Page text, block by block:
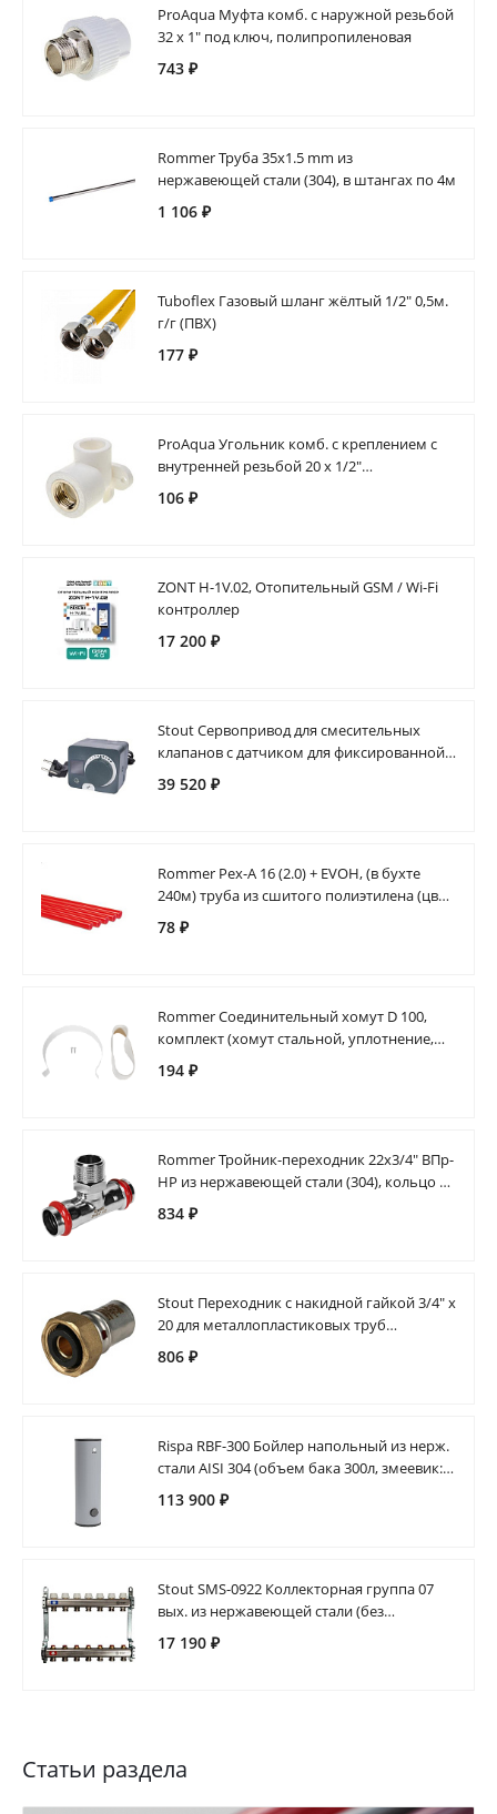
ProAqua Муфта комб. с наружной резьбой
32 х 1" под ключ, полипропиленовая
743 ₽
Rommer Труба 35х1.5 mm из
нержавеющей стали (304), в штангах по 4м
1 106 ₽
Tuboflex Газовый шланг жёлтый 1/2" 0,5м.
г/г (ПВХ)
177 ₽
ProAqua Угольник комб. с креплением с
внутренней резьбой 20 х 1/2"
полипропиленовый
106 ₽
ZONT H-1V.02, Отопительный GSM / Wi-Fi
контроллер
17 200 ₽
Stout Сервопривод для смесительных
клапанов с датчиком для фиксированной
регулировки температуры, AC
39 520 ₽
Rommer Pex-A 16 (2.0) + EVOH, (в бухте
240м) труба из сшитого полиэтилена (цвет
красный)
78 ₽
Rommer Соединительный хомут D 100,
комплект (хомут стальной, уплотнение,
саморезы 2 шт.)
194 ₽
Rommer Тройник-переходник 22х3/4" ВПр-
НР из нержавеющей стали (304), кольцо из
EPDM
834 ₽
Stout Переходник с накидной гайкой 3/4" х
20 для металлопластиковых труб
прессовой
806 ₽
Rispa RBF-300 Бойлер напольный из нерж.
стали AISI 304 (объем бака 300л, змеевик:
1.6 м2, 1.5 мм)
113 900 ₽
Stout SMS-0922 Коллекторная группа 07
вых. из нержавеющей стали (без
расходомеров)
17 190 ₽
Статьи раздела